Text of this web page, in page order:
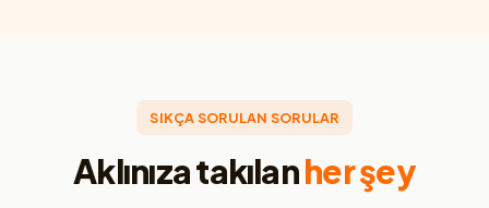
SIKÇA SORULAN SORULAR
Aklınıza takılanher şey